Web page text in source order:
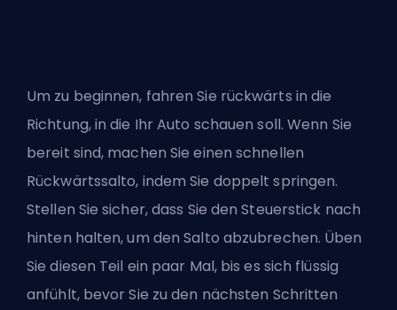
Um zu beginnen, fahren Sie rückwärts in die
Richtung, in die Ihr Auto schauen soll. Wenn Sie
bereit sind, machen Sie einen schnellen
Rückwärtssalto, indem Sie doppelt springen.
Stellen Sie sicher, dass Sie den Steuerstick nach
hinten halten, um den Salto abzubrechen. Üben
Sie diesen Teil ein paar Mal, bis es sich flüssig
anfühlt, bevor Sie zu den nächsten Schritten